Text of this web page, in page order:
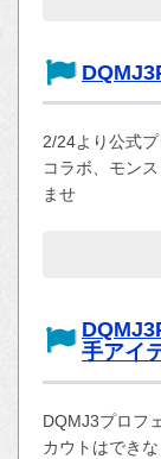
2/24より公式
コラボ、モン
ませ
手アイ
DQMJ3プロフ
カウトはでき